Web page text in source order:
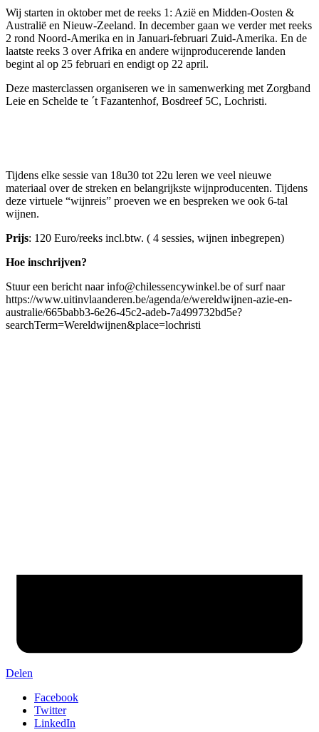
Wij starten in oktober met de reeks 1: Azië en Midden-Oosten &
Australië en Nieuw-Zeeland. In december gaan we verder met reeks
2 rond Noord-Amerika en in Januari-februari Zuid-Amerika. En de
laatste reeks 3 over Afrika en andere wijnproducerende landen
begint al op 25 februari en endigt op 22 april.
Deze masterclassen organiseren we in samenwerking met Zorgband
Leie en Schelde te ´t Fazantenhof, Bosdreef 5C, Lochristi.
Tijdens elke sessie van 18u30 tot 22u leren we veel nieuwe
materiaal over de streken en belangrijkste wijnproducenten. Tijdens
deze virtuele “wijnreis” proeven we en bespreken we ook 6-tal
wijnen.
Prijs: 120 Euro/reeks incl.btw. ( 4 sessies, wijnen inbegrepen)
Hoe inschrijven?
Stuur een bericht naar info@chilessencywinkel.be of surf naar
https://www.uitinvlaanderen.be/agenda/e/wereldwijnen-azie-en-
australie/665babb3-6e26-45c2-adeb-7a499732bd5e?
searchTerm=Wereldwijnen&place=lochristi
Delen
Facebook
Twitter
LinkedIn